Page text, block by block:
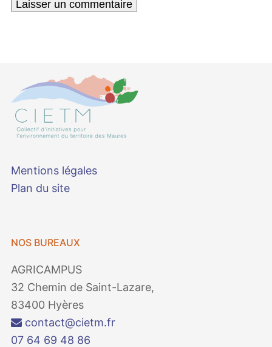
Mentions légales
Plan du site
NOS BUREAUX
AGRICAMPUS
32 Chemin de Saint-Lazare,
83400 Hyères
contact@cietm.fr
07 64 69 48 86